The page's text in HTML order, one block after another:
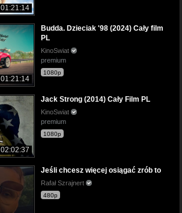
01:21:14
01:21:14
Budda. Dzieciak '98 (2024) Cały film
PL
KinoSwiat
premium
1080p
02:02:37
Jack Strong (2014) Cały Film PL
KinoSwiat
premium
1080p
Jeśli chcesz więcej osiągać zrób to
Rafał Szrajnert
480p